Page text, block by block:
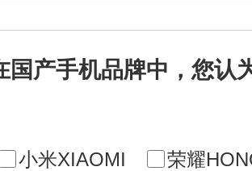
国产手机品牌中，您认
小米XIAOMI
荣耀